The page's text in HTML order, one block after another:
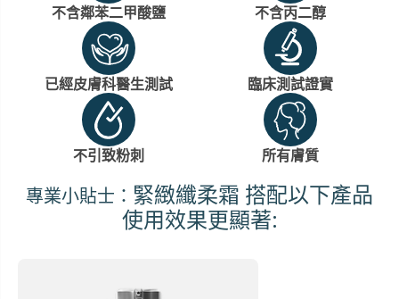
不含鄰苯二甲酸鹽 不含丙二醇
已經皮膚科醫生測試 臨床測試證實
不引致粉刺 所有膚質
專業小貼士： 緊緻纖柔霜 搭配以下產品
使用效果更顯著: